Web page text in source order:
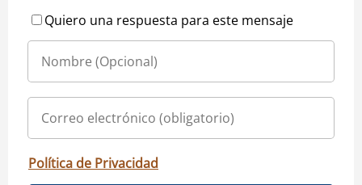
Quiero una respuesta para este mensaje
Política de Privacidad